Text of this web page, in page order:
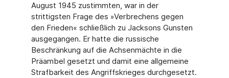
August 1945 zustimmten, war in der
strittigsten Frage des »Verbrechens gegen
den Frieden« schließlich zu Jacksons Gunsten
ausgegangen. Er hatte die russische
Beschränkung auf die Achsenmächte in die
Präambel gesetzt und damit eine allgemeine
Strafbarkeit des Angriffskrieges durchgesetzt.